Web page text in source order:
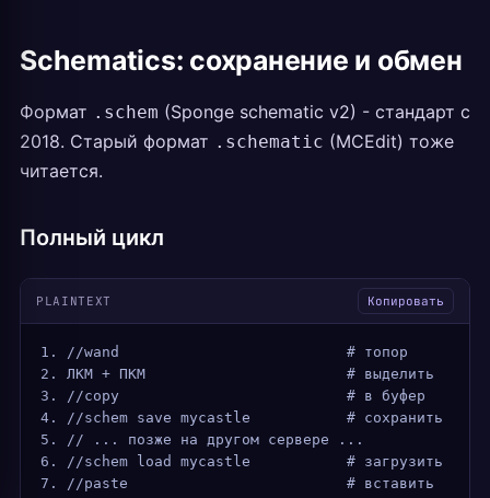
Schematics: сохранение и обмен
Формат .schem (Sponge schematic v2) - стандарт с
2018. Старый формат .schematic (MCEdit) тоже
читается.
Полный цикл
PLAINTEXT Копировать
1. //wand                          # топор
2. ЛКМ + ПКМ                       # выделить
3. //copy                          # в буфер
4. //schem save mycastle           # сохранить
5. // ... позже на другом сервере ...
6. //schem load mycastle           # загрузить
7. //paste                         # вставить